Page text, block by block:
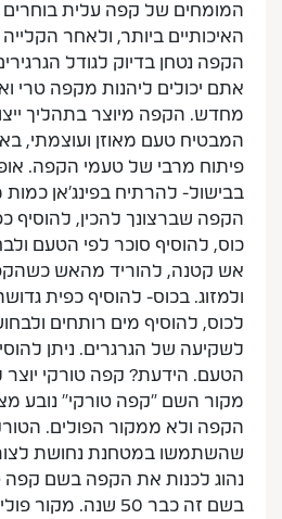
המומחים של קפה עלית בוחרים
האיכותיים ביותר, ולאחר
הקפה נטחן בדיוק לגודל
אתם יכולים ליהנות מקפה טרי
מחדש. הקפה מיוצר בתהליך
המבטיח טעם מאוזן ועוצמתי,
פיתוח מרבי של טעמי הקפה.
בבישול- להרתיח בפינג'אן
הקפה שברצונך להכין, להוסיף
כוס, להוסיף סוכר לפי הטעם
אש קטנה, להוריד מהאש
ולמזוג. בכוס- להוסיף כפית
לכוס, להוסיף מים רותחים
לשקיעה של הגרגרים. ניתן
מקור השם "קפה טורקי" נובע
הקפה ולא ממקור הפולים.
שהשתמשו במטחנת נחושת
נהוג לכנות את הקפה בשם קפה
בשם זה כבר 50 שנה.